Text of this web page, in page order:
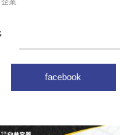
facebook